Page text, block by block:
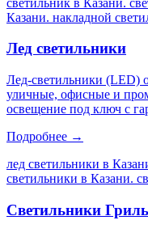
Казани. накладной
Лед светильники
Лед-светильники (LED)
уличные, офисные и
освещение под ключ с
Подробнее →
лед светильники в
светильники в Казани.
Светильники